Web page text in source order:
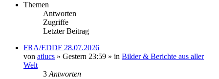
Themen
Antworten
Zugriffe
Letzter Beitrag
FRA/EDDF 28.07.2026
von atlucs » Gestern 23:59 » in Bilder & Berichte aus aller
Welt
3 Antworten